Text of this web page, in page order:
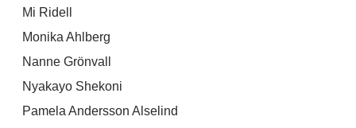
Mi Ridell
Monika Ahlberg
Nanne Grönvall
Nyakayo Shekoni
Pamela Andersson Alselind